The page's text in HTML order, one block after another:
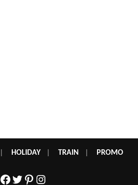
HOLIDAY| TRAIN PROMO
Facebook
Twitter
Pinterest
Instagram